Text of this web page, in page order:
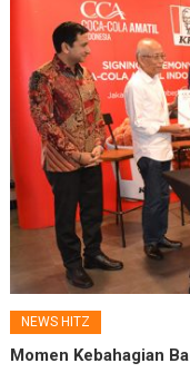
NEWS HITZ
Momen Kebahagian